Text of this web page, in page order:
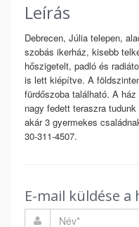
Leírás
Debrecen, Júlia telepen,
szobás ikerház, kisebb
hőszigetelt, padló és
is lett kiépítve. A
fürdőszoba található. A
nagy fedett teraszra
akár 3 gyermekes
30-311-4507.
E-mail küldése